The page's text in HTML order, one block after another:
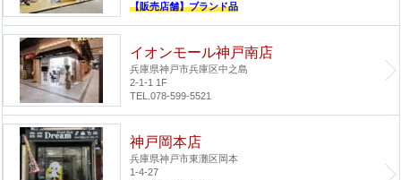
【販売店舗】ブランド品
イオンモール神戸南店
兵庫県神戸市兵庫区中之島
2-1-1 1F
TEL.078-599-5521
神戸岡本店
兵庫県神戸市東灘区岡本
1-4-27